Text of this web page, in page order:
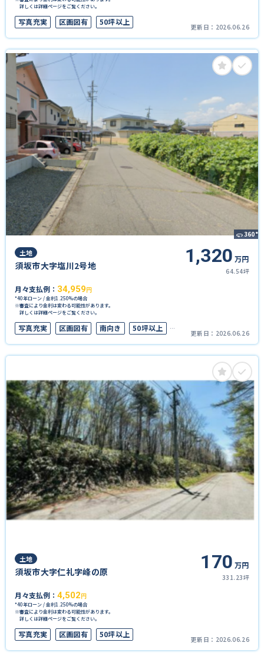
詳しくは詳細ページをご覧ください。
写真充実 区画図有 50坪以上
更新日： 2026.06.26
360°
土地
須坂市大字塩川2号地 1,320 万円
64.54坪
月々支払例： 34,959円
*40年ローン / 金利1.250%の場合
※審査により金利は変わる可能性があります。
詳しくは詳細ページをご覧ください。
写真充実 区画図有 南向き
50坪以上
接道6ｍ以上
上下水道完備
更新日： 2026.06.26
土地
須坂市大字仁礼字峰の原 170 万円
331.23坪
月々支払例： 4,502 円
*40年ローン / 金利1.250%の場合
※審査により金利は変わる可能性があります。
詳しくは詳細ページをご覧ください。
写真充実 区画図有 50坪以上
更新日： 2026.06.26